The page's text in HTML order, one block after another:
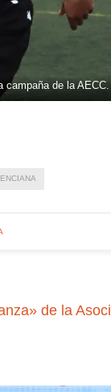
campaña de la AECC.
de la